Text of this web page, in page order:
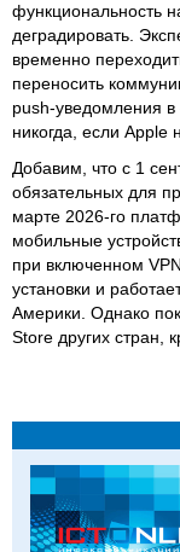
функциональность
деградировать.
временно
переносить
push-уведомления в
никогда, если Apple
Добавим, что с 1
обязательных для
марте 2026-го
мобильные
при включенном
установки и
Америки. Однако
Store других стран,